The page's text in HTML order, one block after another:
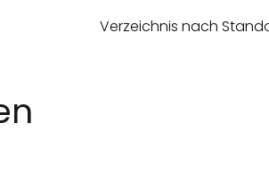
Verzeichnis nach